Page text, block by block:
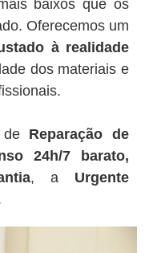
baixos que os
Oferecemos um
à realidade
dos materiais e
Reparação de
24h/7 barato,
, a Urgente